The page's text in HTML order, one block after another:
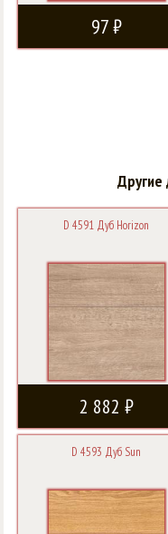
97 ₽
D 4591 Дуб Horizon
2 882 ₽
D 4593 Дуб Sun